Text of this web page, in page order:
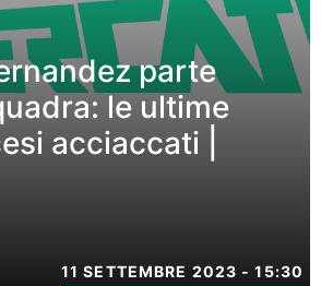
parte
le ultime
acciaccati |
11 SETTEMBRE 2023 - 15:30